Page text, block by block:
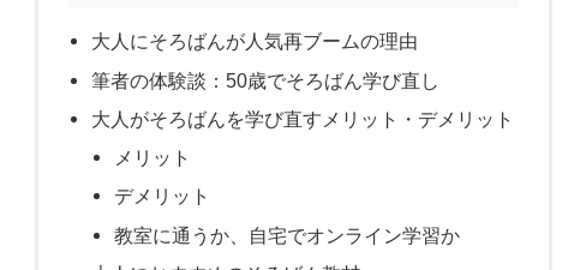
大人にそろばんが人気再ブームの理由
筆者の体験談：50歳でそろばん学び直し
大人がそろばんを学び直すメリット・デメリット
メリット
デメリット
教室に通うか、自宅でオンライン学習か